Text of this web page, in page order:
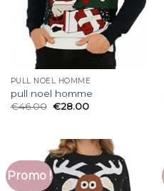
PULL NOEL HOMME
pull noel homme
€46.00 €28.00
Promo !